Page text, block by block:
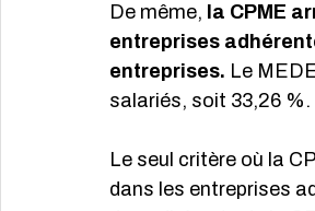
De même, la CPME
entreprises
entreprises. Le
salariés, soit 33,26 %.
Le seul critère où la
dans les entreprises